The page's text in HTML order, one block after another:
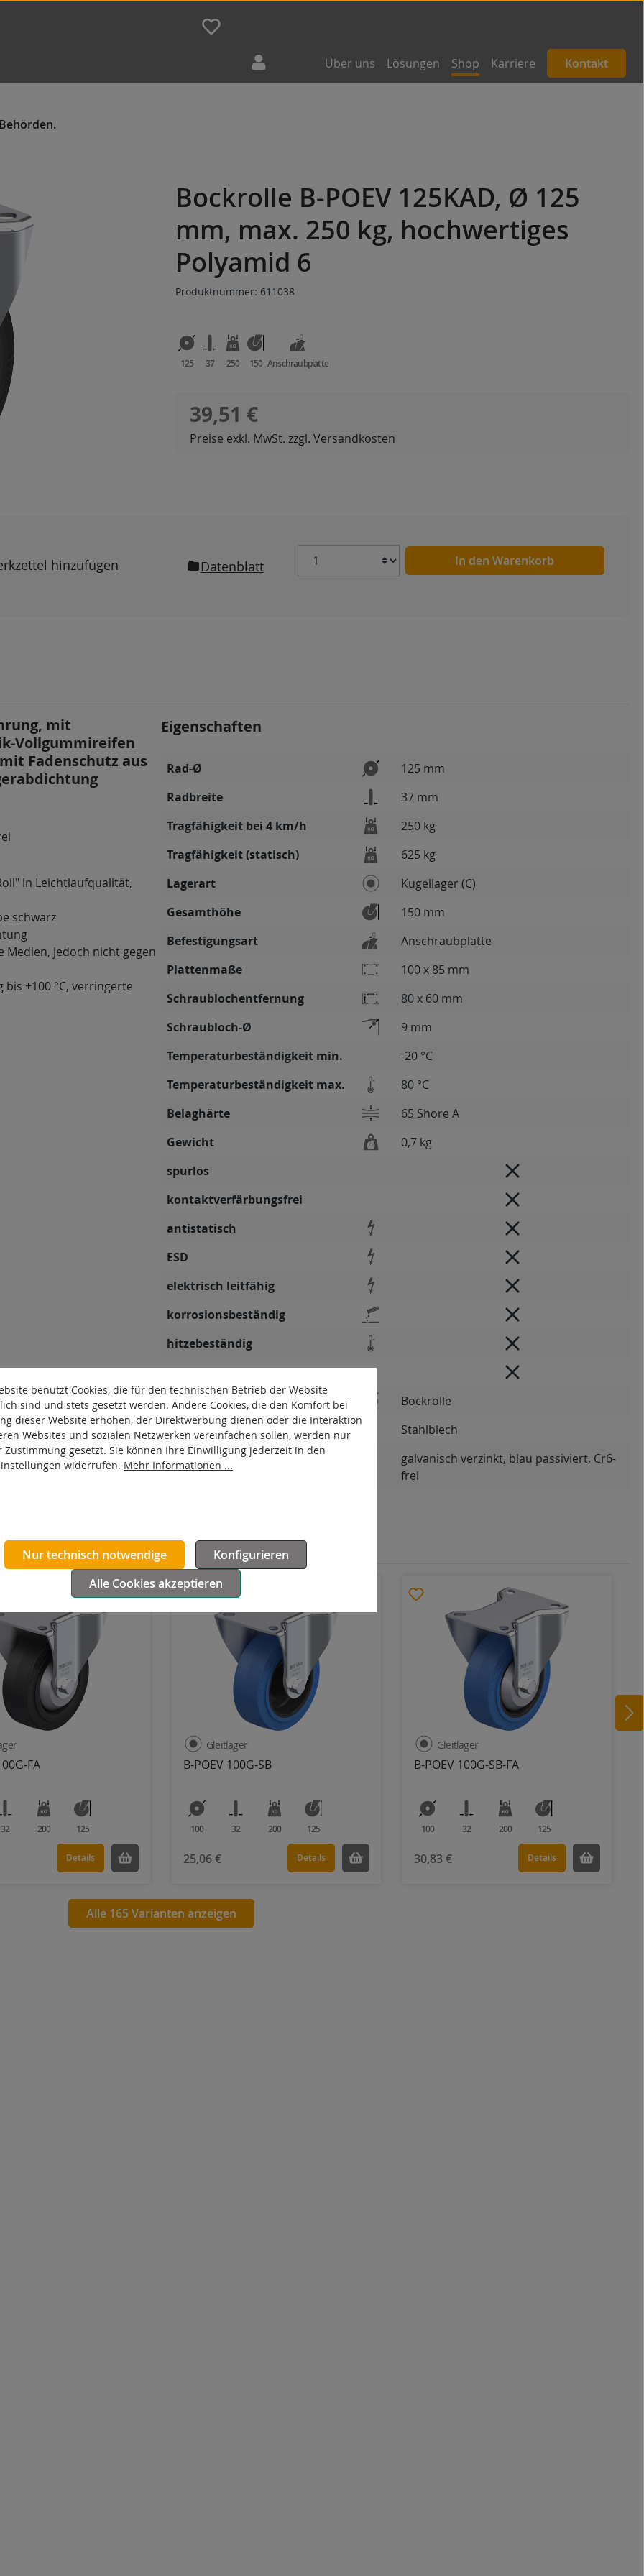
Über uns Lösungen Shop Karriere Kontakt
Bockrolle B-POEV 125KAD, Ø 125
mm, max. 250 kg, hochwertiges
Polyamid 6
Produktnummer: 611038
125 37 250 150 Anschraubplatte
Regulärer Preis:
39,51 €
Preise exkl. MwSt. zzgl. Versandkosten
hinzufügen Datenblatt
Anzahl In den Warenkorb
mit
Vollgummireifen
Fadenschutz aus
in Leichtlaufqualität,
schwarz
Medien, jedoch nicht gegen
bis +100 °C, verringerte
Eigenschaften
Rad-Ø
125 mm
Radbreite
37 mm
Tragfähigkeit bei 4 km/h
250 kg
Tragfähigkeit (statisch)
625 kg
Lagerart
Kugellager (C)
Gesamthöhe
150 mm
Befestigungsart
Anschraubplatte
Plattenmaße
100 x 85 mm
Schraublochentfernung
80 x 60 mm
Schraubloch-Ø
9 mm
Temperaturbeständigkeit min.
-20 °C
Temperaturbeständigkeit max.
80 °C
Belaghärte
65 Shore A
Gewicht
0,7 kg
spurlos
kontaktverfärbungsfrei
antistatisch
ESD
elektrisch leitfähig
korrosionsbeständig
hitzebeständig
autoklaventauglich
Produkttyp
Bockrolle
Material Gehäuse
Stahlblech
Oberfläche Gehäuse
galvanisch verzinkt, blau passiviert, Cr6-
frei
FA
32 200 125
Details
B-POEV 100G-SB
Gleitlager
100 32 200 125
25,06 € Details
B-POEV 100G-SB-FA
Gleitlager
100 32 200 125
30,83 € Details
Alle 165 Varianten anzeigen
benutzt Cookies, die für den technischen Betrieb der Website
sind und stets gesetzt werden. Andere Cookies, die den Komfort bei
dieser Website erhöhen, der Direktwerbung dienen oder die Interaktion
Websites und sozialen Netzwerken vereinfachen sollen, werden nur
Zustimmung gesetzt. Sie können Ihre Einwilligung jederzeit in den
widerrufen. Mehr Informationen ...
Nur technisch notwendige
Konfigurieren
Alle Cookies akzeptieren